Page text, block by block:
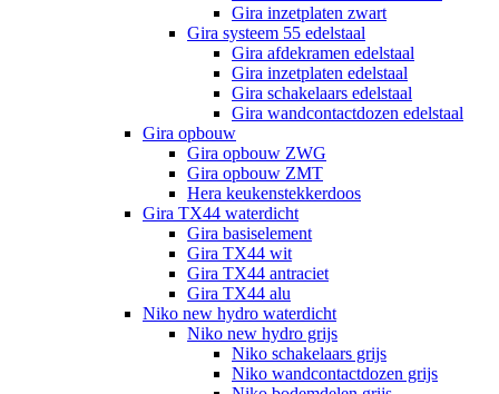
Gira inzetplaten zwart
Gira systeem 55 edelstaal
Gira afdekramen edelstaal
Gira inzetplaten edelstaal
Gira schakelaars edelstaal
Gira wandcontactdozen edelstaal
Gira opbouw
Gira opbouw ZWG
Gira opbouw ZMT
Hera keukenstekkerdoos
Gira TX44 waterdicht
Gira basiselement
Gira TX44 wit
Gira TX44 antraciet
Gira TX44 alu
Niko new hydro waterdicht
Niko new hydro grijs
Niko schakelaars grijs
Niko wandcontactdozen grijs